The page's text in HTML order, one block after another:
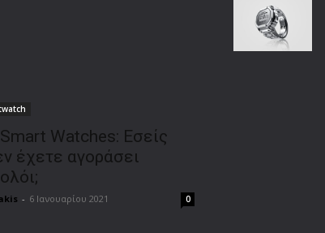
Watches: Εσείς
έχετε αγοράσει
- 6 Ιανουαρίου 2021 0